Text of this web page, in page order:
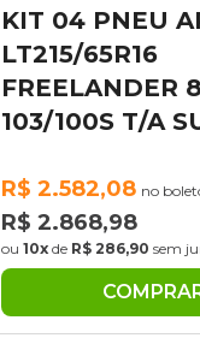
KIT 04 PNEU
LT215/65R16
FREELANDER
103/100S T/A
R$ 2.582,08 no
R$ 2.868,98
ou 10x de R$ 286,90 sem